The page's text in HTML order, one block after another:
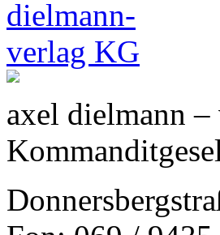
axel dielmann –